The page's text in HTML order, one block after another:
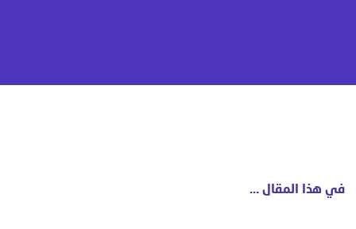
في هذا المقال …